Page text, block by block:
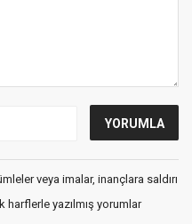
veya imalar, inançlara saldırı
harflerle yazılmış yorumlar